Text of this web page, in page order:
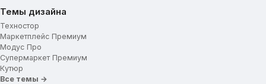
Темы дизайна
Техностор
Маркетплейс Премиум
Модус Про
Супермаркет Премиум
Кутюр
Все темы →